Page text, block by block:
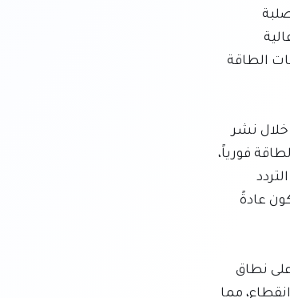
تكمن عبقرية نهج Ampace في قدرتها على التدخل بدقة في النقطة التي تنشأ فيها المشكلة. فمن خلال نشر